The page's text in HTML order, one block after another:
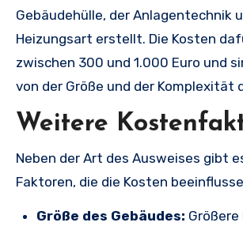
Gebäudehülle, der Anlagentechnik
Heizungsart erstellt. Die Kosten
zwischen 300 und 1.000 Euro und
von der Größe und der Komplexität
Weitere
Neben der Art des Ausweises gibt
Faktoren, die die Kosten
Größe des Gebäudes: